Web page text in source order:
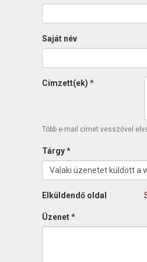
Saját név
Címzett(ek) *
Több e-mail címet vesszővel
Tárgy*
Elküldendő oldal
Üzenet*